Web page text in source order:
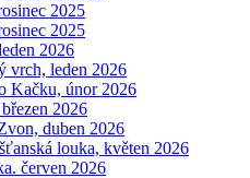
2025
2025
2026
vrch, leden 2026
Kačku, únor 2026
2026
duben 2026
louka, květen 2026
červen 2026